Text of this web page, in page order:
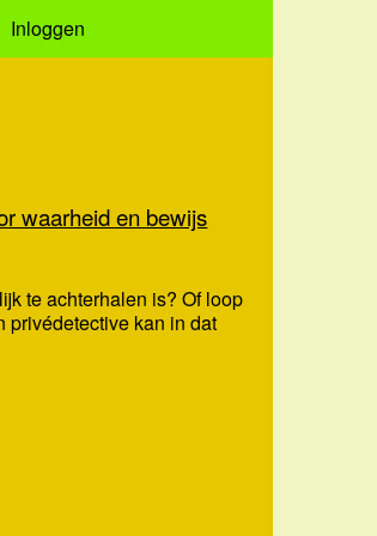
Inloggen
waarheid en bewijs
te achterhalen is? Of loop
privédetective kan in dat